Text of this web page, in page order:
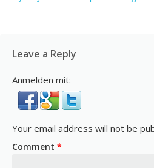
Leave a Reply
Anmelden mit:
Your email address will not be
Comment *